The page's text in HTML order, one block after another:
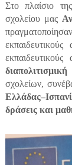
Στο πλαίσιο
σχολείου μας
σχολείων,
δράσεις και